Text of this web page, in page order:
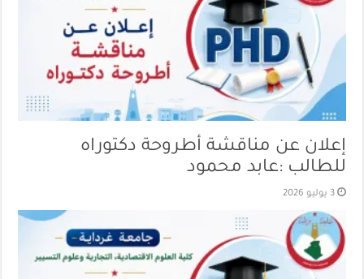
إعلان عن مناقشة أطروحة دكتوراه
للطالب :عابد محمود
3 يوليو 2026